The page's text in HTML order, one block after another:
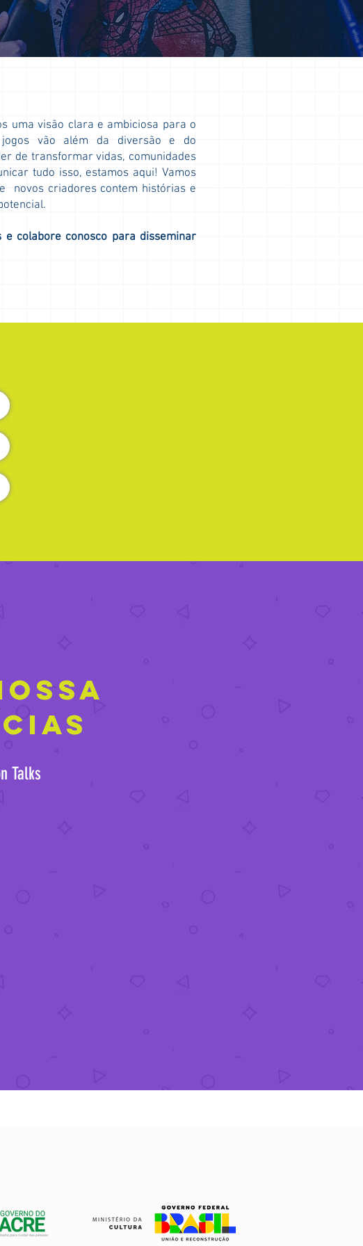
uma visão clara e ambiciosa para o
vão além da diversão e do
de transformar vidas, comunidades
tudo isso, estamos aqui! Vamos
novos criadores contem histórias e
e colabore conosco para disseminar
Talks